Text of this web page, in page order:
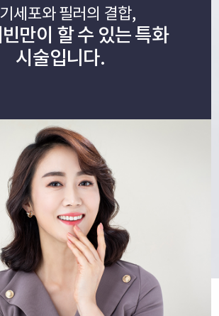
세포와 필러의 결합,
만이 할 수 있는 특화
시술입니다.